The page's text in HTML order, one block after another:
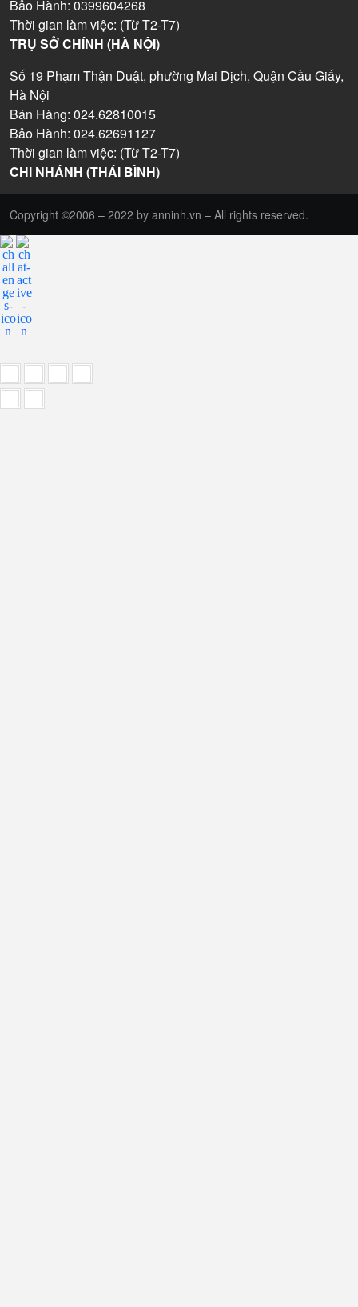
Bảo Hành: 0399604268
Thời gian làm việc: (Từ T2-T7)
TRỤ SỞ CHÍNH (HÀ NỘI)
Số 19 Phạm Thận Duật, phường Mai Dịch, Quận Cầu Giấy,
Hà Nội
Bán Hàng: 024.62810015
Bảo Hành: 024.62691127
Thời gian làm việc: (Từ T2-T7)
CHI NHÁNH (THÁI BÌNH)
Copyright ©2006 – 2022 by anninh.vn – All rights reserved.